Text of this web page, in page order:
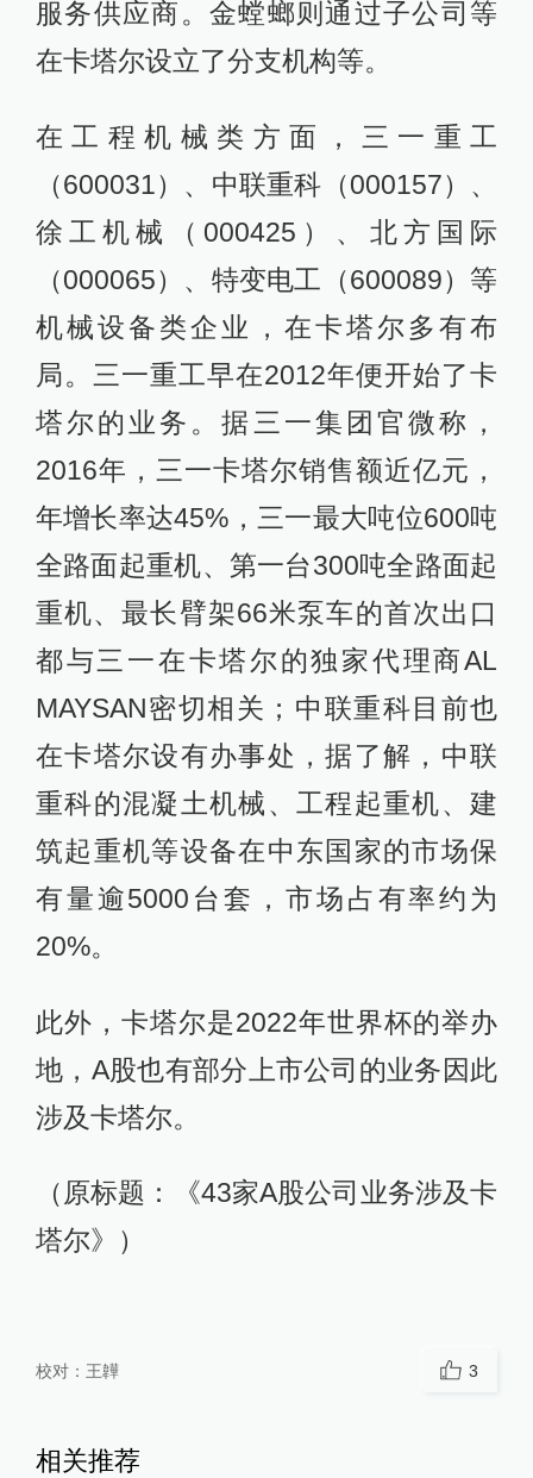
服务供应商。金螳螂则通过子公司等
在卡塔尔设立了分支机构等。
在工程机械类方面，三一重工
（600031）、中联重科（000157）、
徐工机械（000425）、北方国际
（000065）、特变电工（600089）等
机械设备类企业，在卡塔尔多有布
局。三一重工早在2012年便开始了卡
塔尔的业务。据三一集团官微称，
2016年，三一卡塔尔销售额近亿元，
年增长率达45%，三一最大吨位600吨
全路面起重机、第一台300吨全路面起
重机、最长臂架66米泵车的首次出口
都与三一在卡塔尔的独家代理商AL
MAYSAN密切相关；中联重科目前也
在卡塔尔设有办事处，据了解，中联
重科的混凝土机械、工程起重机、建
筑起重机等设备在中东国家的市场保
有量逾5000台套，市场占有率约为
20%。
此外，卡塔尔是2022年世界杯的举办
地，A股也有部分上市公司的业务因此
涉及卡塔尔。
（原标题：《43家A股公司业务涉及卡
塔尔》）
校对： 王韡 3
相关推荐